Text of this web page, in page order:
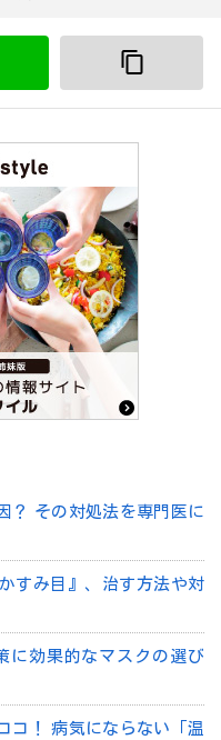
？ その対処法を専門医に
すみ目』、治す方法や対
に効果的なマスクの選び
コ！ 病気にならない「温